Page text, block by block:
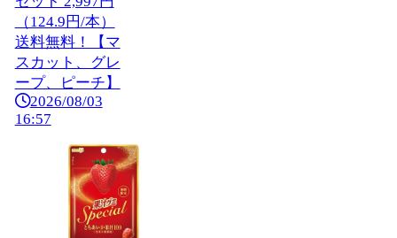
（124.9円/本）
送料無料！【マ
スカット、グレ
ープ、ピーチ】
2026/08/03
16:57